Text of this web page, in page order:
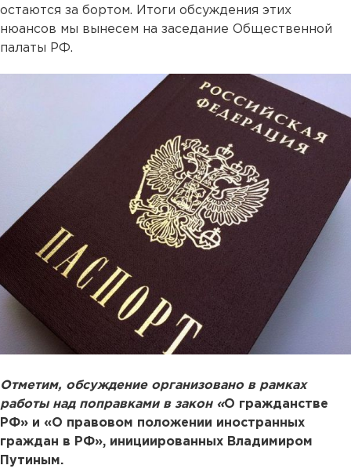
остаются за бортом. Итоги обсуждения этих
нюансов мы вынесем на заседание Общественной
палаты РФ.
Отметим, обсуждение организовано в рамках
работы над поправками в закон «О гражданстве
РФ» и «О правовом положении иностранных
граждан в РФ», инициированных Владимиром
Путиным.